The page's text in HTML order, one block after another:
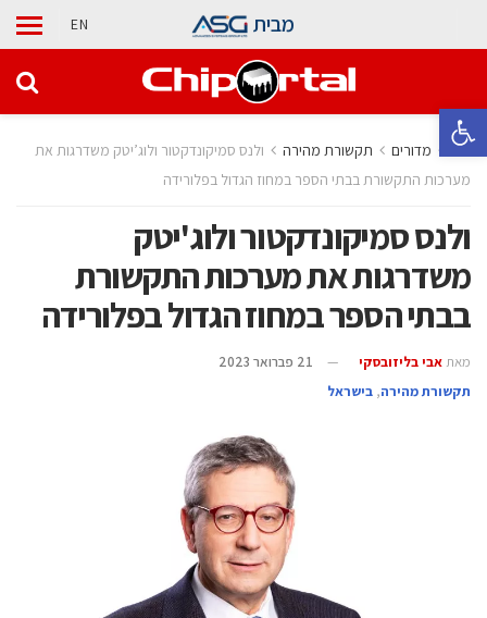
פתח סרגל נגישות
מבית EN
בית מדורים תקשורת מהירה
ולנס סמיקונדקטור ולוג’יטק משדרגות את
מערכות התקשורת בבתי הספר במחוז הגדול בפלורידה
ולנס סמיקונדקטור ולוג'יטק
משדרגות את מערכות התקשורת
בבתי הספר במחוז הגדול בפלורידה
מאת אבי בליזובסקי
21 פברואר 2023
תקשורת מהירה, בישראל